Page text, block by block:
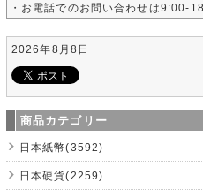
・お電話でのお問い合わせは9:00-
2026年8月8日
商品カテゴリー
日本紙幣(3592)
日本硬貨(2259)